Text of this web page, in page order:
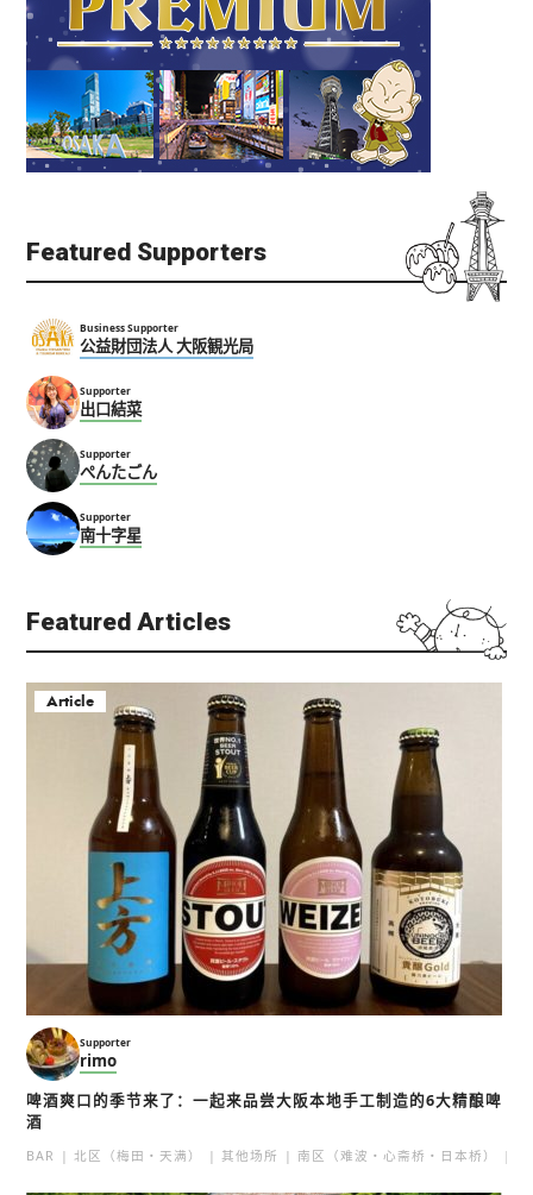
Featured Supporters
Business Supporter
公益財団法人 大阪観光局
Supporter
出口結菜
Supporter
ぺんたごん
Supporter
南十字星
Featured Articles
Article
Supporter
rimo
啤酒爽口的季节来了：一起来品尝大阪本地手工制造的6大精酿啤
酒
BAR 北区（梅田・天满） 其他场所 南区（难波・心斋桥・日本桥）